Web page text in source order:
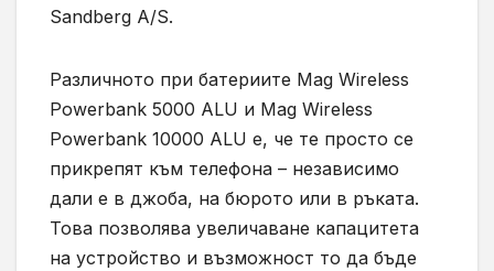
Sandberg A/S.
Различното при батериите Mag Wireless
Powerbank 5000 ALU и Mag Wireless
Powerbank 10000 ALU е, че те просто се
прикрепят към телефона – независимо
дали е в джоба, на бюрото или в ръката.
Това позволява увеличаване капацитета
на устройство и възможност то да бъде